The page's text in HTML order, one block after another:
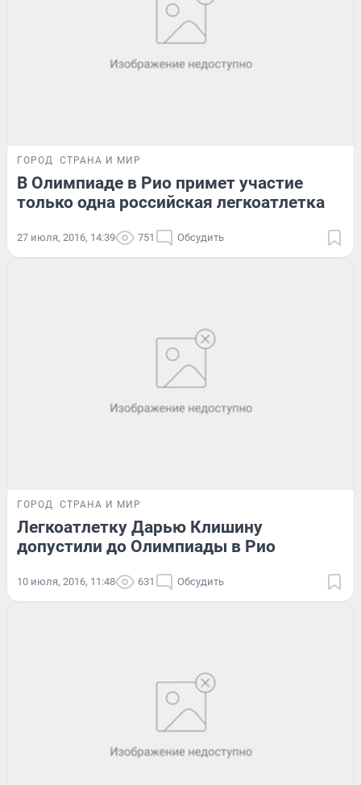
ГОРОД СТРАНА И МИР
В Олимпиаде в Рио примет участие
только одна российская легкоатлетка
27 июля, 2016, 14:39 751 Обсудить
ГОРОД СТРАНА И МИР
Легкоатлетку Дарью Клишину
допустили до Олимпиады в Рио
10 июля, 2016, 11:48 631 Обсудить